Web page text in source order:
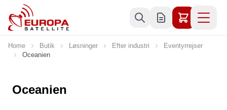
Skip to Content
Home Butik Løsninger Efter industri
Eventyrrejser
Oceanien
Oceanien